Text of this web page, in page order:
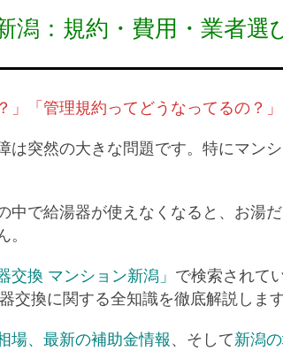
潟：規約・費用・業者選
」「管理規約ってどうなってるの？」
は突然の大きな問題です。特にマン
で給湯器が使えなくなると、お湯だ
交換 マンション新潟」 で検索されて
交換に関する全知識を徹底解説します
場、 最新の補助金情報 、そして新潟